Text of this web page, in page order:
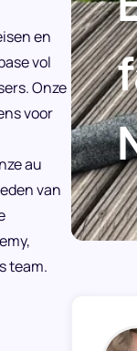
en
vol
Onze
voor
au
van
team.